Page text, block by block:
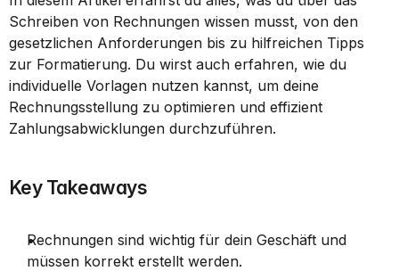
Schreiben von Rechnungen wissen musst, von den
gesetzlichen Anforderungen bis zu hilfreichen Tipps
zur Formatierung. Du wirst auch erfahren, wie du
individuelle Vorlagen nutzen kannst, um deine
Rechnungsstellung zu optimieren und effizient
Zahlungsabwicklungen durchzuführen.
Key Takeaways
Rechnungen sind wichtig für dein Geschäft und
müssen korrekt erstellt werden.